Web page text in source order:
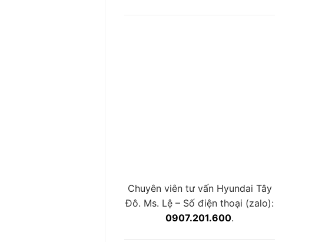
Chuyên viên tư vấn Hyundai Tây
Đô. Ms. Lệ – Số điện thoại (zalo):
0907.201.600.